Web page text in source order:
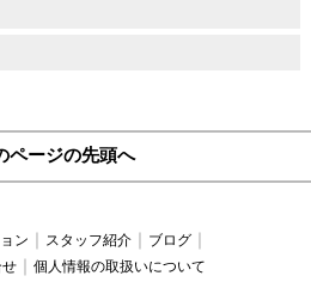
ページの先頭へ
ン スタッフ紹介
ブログ
せ 個人情報の取扱いについて